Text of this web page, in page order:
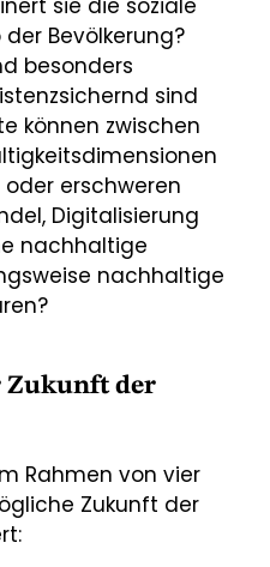
sie die soziale
Bevölkerung?
besonders
sind
können zwischen
erschweren
Digitalisierung
nachhaltige
nachhaltige
Zukunft der
Rahmen von vier
Zukunft der